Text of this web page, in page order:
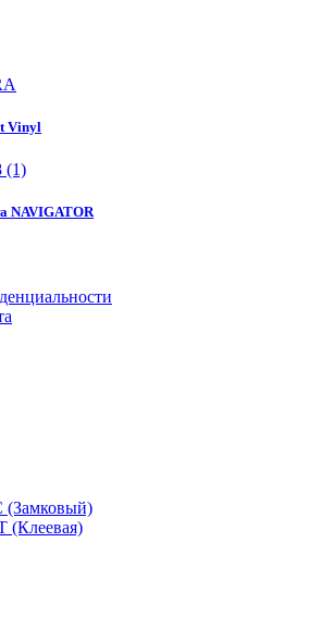
Vinyl
NAVIGATOR
(Замковый)
(Клеевая)